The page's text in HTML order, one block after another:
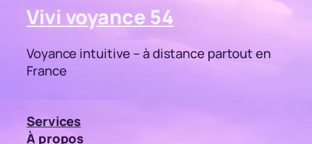
Vivi voyance 54
Voyance intuitive – à distance partout en
France
Services
À propos